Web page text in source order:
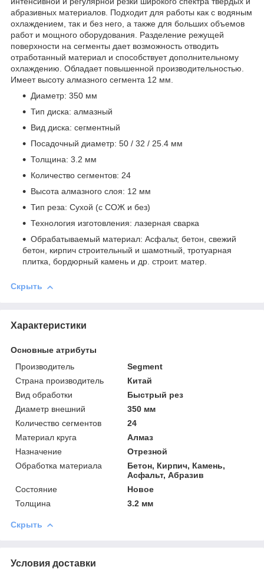
абразивных материалов. Подходит для работы как с водяным
охлаждением, так и без него, а также для больших объемов
работ и мощного оборудования. Разделение режущей
поверхности на сегменты дает возможность отводить
отработанный материал и способствует дополнительному
охлаждению. Обладает повышенной производительностью.
Имеет высоту алмазного сегмента 12 мм.
Диаметр: 350 мм
Тип диска: алмазный
Вид диска: сегментный
Посадочный диаметр: 50 / 32 / 25.4 мм
Толщина: 3.2 мм
Количество сегментов: 24
Высота алмазного слоя: 12 мм
Тип реза: Сухой (с СОЖ и без)
Технология изготовления: лазерная сварка
Обрабатываемый материал: Асфальт, бетон, свежий
бетон, кирпич строительный и шамотный, тротуарная
плитка, бордюрный камень и др. строит. матер.
Скрыть
Характеристики
Основные атрибуты
Производитель
Segment
Страна производитель
Китай
Вид обработки
Быстрый рез
Диаметр внешний
350 мм
Количество сегментов
24
Материал круга
Алмаз
Назначение
Отрезной
Обработка материала
Бетон, Кирпич, Камень,
Асфальт, Абразив
Состояние
Новое
Толщина
3.2 мм
Скрыть
Условия доставки